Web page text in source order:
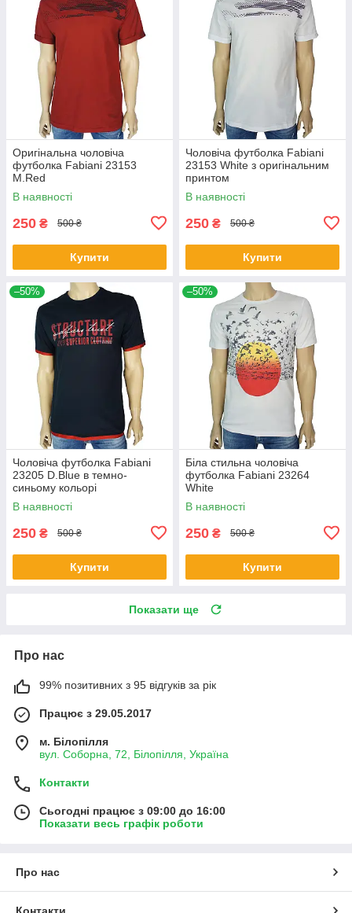
Оригінальна чоловіча
футболка Fabianі 23153
M.Red
В наявності
250 ₴ 500 ₴
Купити
Чоловіча футболка Fabianі
23153 White з оригінальним
принтом
В наявності
250 ₴ 500 ₴
Купити
–50%
Чоловіча футболка Fabianі
23205 D.Blue в темно-
синьому кольорі
В наявності
250 ₴ 500 ₴
Купити
–50%
Біла стильна чоловіча
футболка Fabianі 23264
White
В наявності
250 ₴ 500 ₴
Купити
Показати ще
Про нас
99% позитивних з 95 відгуків за рік
Працює з 29.05.2017
м. Білопілля
вул. Соборна, 72, Білопілля, Україна
Контакти
Сьогодні працює з 09:00 до 16:00
Показати весь графік роботи
Про нас
Контакти